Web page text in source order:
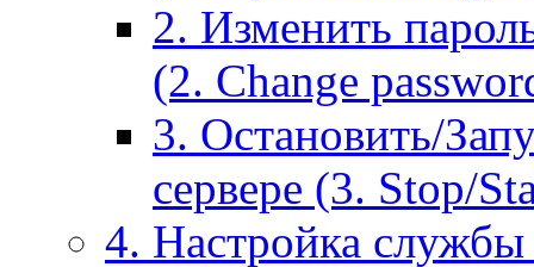
2. Изменить
(2. Change
3. Остановить/
сервере (3. Stop/
4. Настройка